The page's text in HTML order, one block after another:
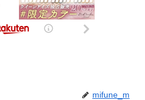
mifune_m